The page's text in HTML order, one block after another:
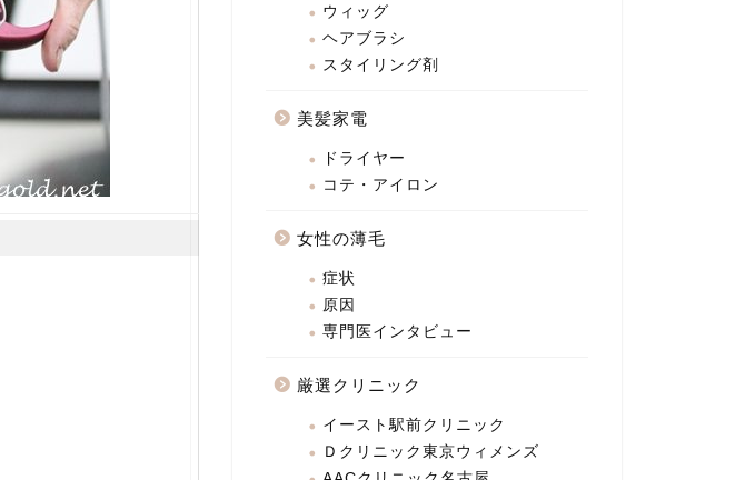
ウィッグ
ヘアブラシ
スタイリング剤
美髪家電
ドライヤー
コテ・アイロン
女性の薄毛
症状
原因
専門医インタビュー
厳選クリニック
イースト駅前クリニック
Ｄクリニック東京ウィメンズ